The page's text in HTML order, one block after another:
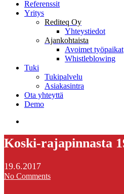
Referenssit
Yritys
Rediteq Oy
Yhteystiedot
Ajankohtaista
Avoimet työpaikat
Whistleblowing
Tuki
Tukipalvelu
Asiakasintra
Ota yhteyttä
Demo
Koski-rajapinnasta
19.6.2017
No Comments